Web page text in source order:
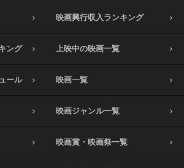
映画興行収入ランキング
ング 上映中の映画一覧
ール 映画一覧
映画ジャンル一覧
映画賞・映画祭一覧